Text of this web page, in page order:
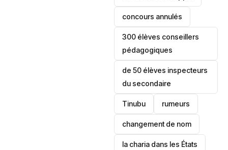
concours annulés
300 élèves conseillers
pédagogiques
de 50 élèves inspecteurs
du secondaire
Tinubu rumeurs
changement de nom
la charia dans les États